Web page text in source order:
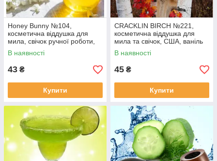
Honey Bunny №104,
косметична віддушка для
мила, свічок ручної роботи,
США, ваніль 0%
В наявності
43 ₴
Купити
CRACKLIN BIRCH №221,
косметична віддушка для
мила та свічок, США, ваніль
0,30%
В наявності
45 ₴
Купити